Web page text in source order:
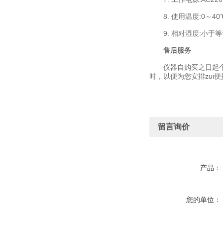
8. 使用温度:0～
9. 相对湿度:小于等
售后服务
仪器自购买之日起个
时，以便为您安排zui
留言询价
产品：
您的单位：